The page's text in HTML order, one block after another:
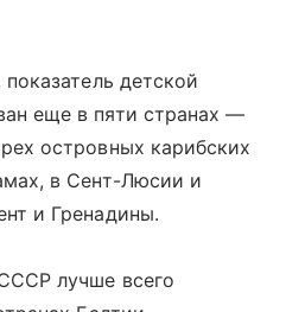
детской
еще в пяти странах —
островных карибских
в Сент-Люсии и
и Гренадины.
лучше всего